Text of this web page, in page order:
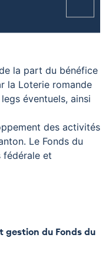
la part du bénéfice
la Loterie romande
éventuels, ainsi
des activités
Le Fonds du
fédérale et
du Fonds du